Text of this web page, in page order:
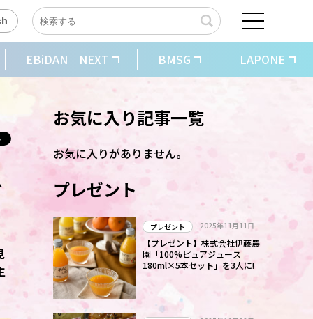
EBiDAN NEXT BMSG LAPONE
お気に入り記事一覧
お気に入りがありません。
プレゼント
プレゼント 2025年11月11日
【プレゼント】株式会社伊藤農
園「100%ピュアジュース
180ml×5本セット」を3人に!